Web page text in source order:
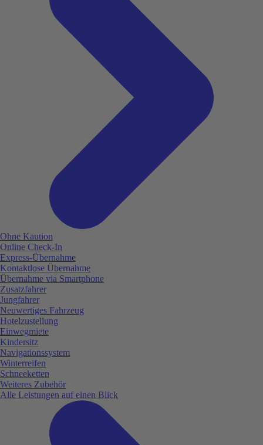
Ohne Kaution
Online Check-In
Express-Übernahme
Kontaktlose Übernahme
Übernahme via Smartphone
Zusatzfahrer
Jungfahrer
Neuwertiges Fahrzeug
Hotelzustellung
Einwegmiete
Kindersitz
Navigationssystem
Winterreifen
Schneeketten
Weiteres Zubehör
Alle Leistungen auf einen Blick